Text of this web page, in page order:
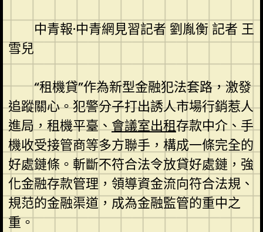
中青報·中青網見習記者 劉胤衡 記者 王
雪兒
“租機貸”作為新型金融犯法套路，激發
追蹤關心。犯警分子打出誘人市場行銷惹人
進局，租機平臺、會議室出租存款中介、手
機收受接管商等多方聯手，構成一條完全的
好處鏈條。斬斷不符合法令放貸好處鏈，強
化金融存款管理，領導資金流向符合法規、
規范的金融渠道，成為金融監管的重中之
重。